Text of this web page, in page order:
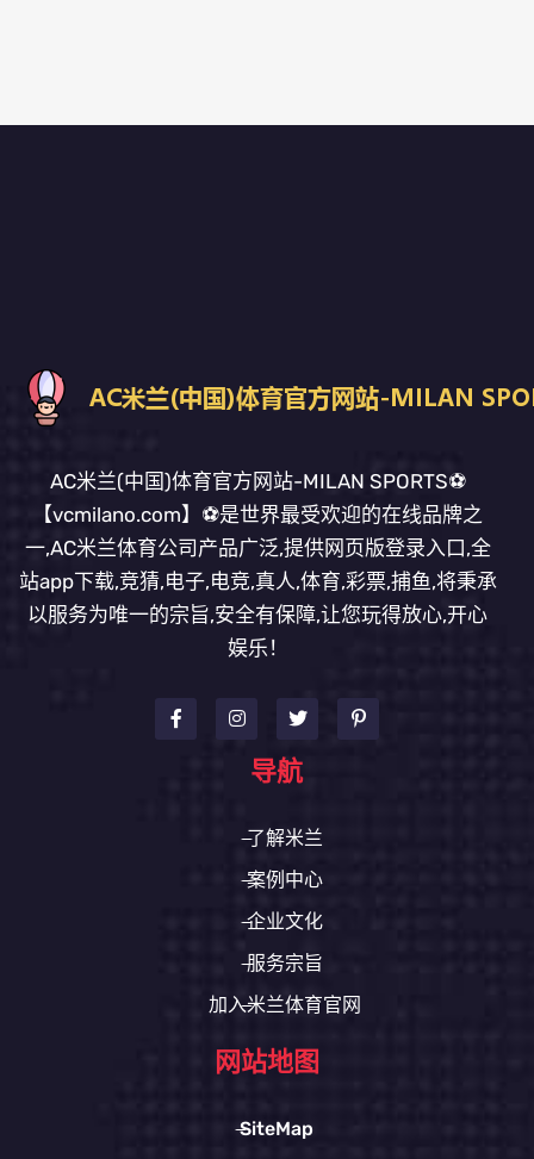
AC米兰(中国)体育官方网站-MILAN SPORTS⚽️
【vcmilano.com】⚽️是世界最受欢迎的在线品牌之
一,AC米兰体育公司产品广泛,提供网页版登录入口,全
站app下载,竞猜,电子,电竞,真人,体育,彩票,捕鱼,将秉承
以服务为唯一的宗旨,安全有保障,让您玩得放心,开心
娱乐！
导航
了解米兰
案例中心
企业文化
服务宗旨
加入米兰体育官网
网站地图
SiteMap